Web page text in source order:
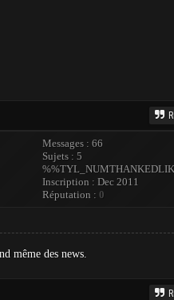
Messages : 66
Sujets : 5
Inscription : Dec 2011
Réputation : 0
même des news.